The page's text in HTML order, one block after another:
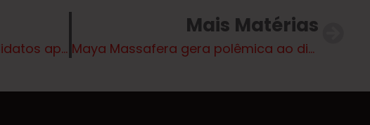
SEMAD convoca novos candidatos aprovados no Processo Seletivo Unificado, veja os cargos;
Mais Matérias
Maya Massafera gera polêmica ao dizer que não beija ‘viado’ e é acusada de homofobia